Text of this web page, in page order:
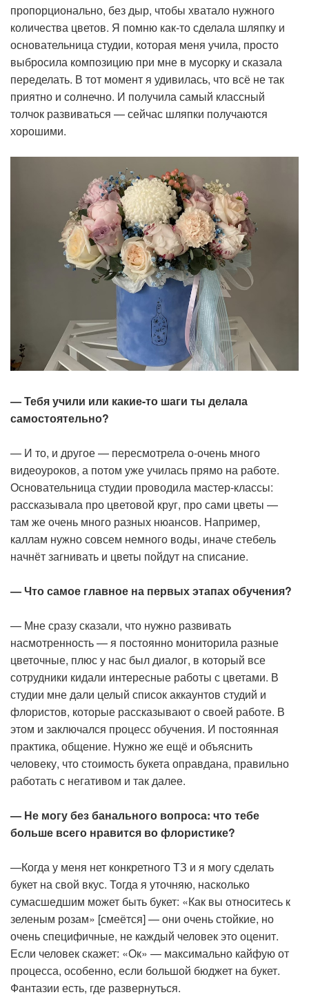
пропорционально, без дыр, чтобы хватало нужного
количества цветов. Я помню как-то сделала шляпку и
основательница студии, которая меня учила, просто
выбросила композицию при мне в мусорку и сказала
переделать. В тот момент я удивилась, что всё не так
приятно и солнечно. И получила самый классный
толчок развиваться — сейчас шляпки получаются
хорошими.
— Тебя учили или какие-то шаги ты делала
самостоятельно?
— И то, и другое — пересмотрела о-очень много
видеоуроков, а потом уже училась прямо на работе.
Основательница студии проводила мастер-классы:
рассказывала про цветовой круг, про сами цветы —
там же очень много разных нюансов. Например,
каллам нужно совсем немного воды, иначе стебель
начнёт загнивать и цветы пойдут на списание.
— Что самое главное на первых этапах обучения?
— Мне сразу сказали, что нужно развивать
насмотренность — я постоянно мониторила разные
цветочные, плюс у нас был диалог, в который все
сотрудники кидали интересные работы с цветами. В
студии мне дали целый список аккаунтов студий и
флористов, которые рассказывают о своей работе. В
этом и заключался процесс обучения. И постоянная
практика, общение. Нужно же ещё и объяснить
человеку, что стоимость букета оправдана, правильно
работать с негативом и так далее.
— Не могу без банального вопроса: что тебе
больше всего нравится во флористике?
—Когда у меня нет конкретного ТЗ и я могу сделать
букет на свой вкус. Тогда я уточняю, насколько
сумасшедшим может быть букет: «Как вы относитесь к
зеленым розам» [смеётся] — они очень стойкие, но
очень специфичные, не каждый человек это оценит.
Если человек скажет: «Ок» — максимально кайфую от
процесса, особенно, если большой бюджет на букет.
Фантазии есть, где развернуться.